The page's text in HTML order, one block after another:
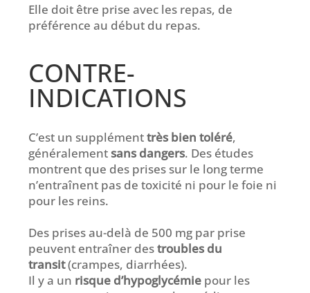
Elle doit être prise avec les repas, de
préférence au début du repas.
CONTRE-
INDICATIONS
C’est un supplémenttrès bien toléré,
généralementsans dangers. Des études
montrent que des prises sur le long terme
n’entraînent pas de toxicité ni pour le foie ni
pour les reins.
Des prises au-delà de 500 mg par prise
peuvent entraîner destroubles du
transit(crampes, diarrhées).
Il y a un risque d’hypoglycémie pour les